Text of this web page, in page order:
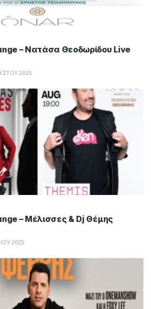
– Νατάσα Θεοδωρίδου Live
2025
– Μέλισσες & Dj Θέμης
2025